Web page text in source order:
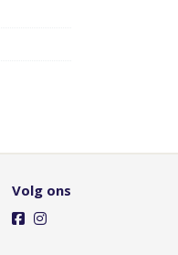
Volg ons